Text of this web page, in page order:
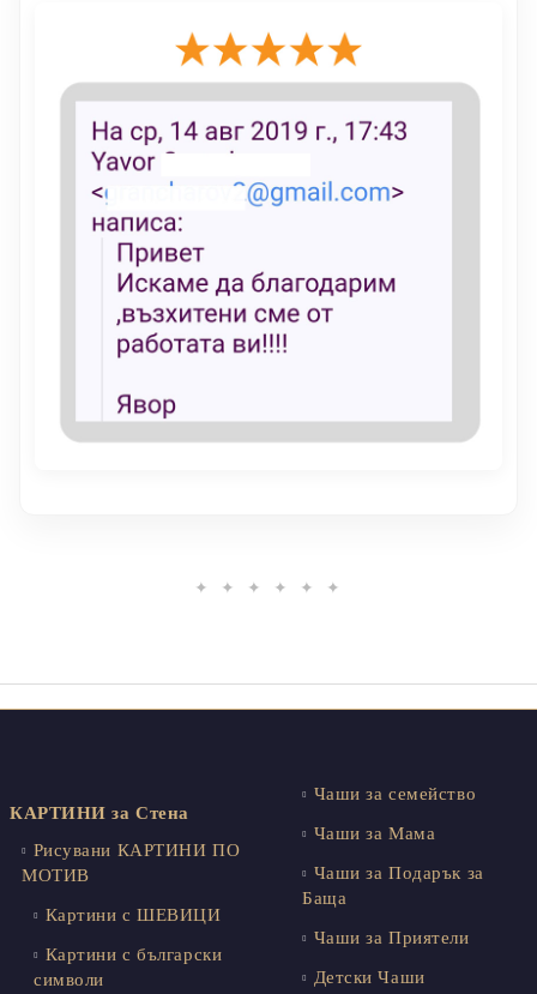
✦ ✦ ✦ ✦ ✦ ✦
КАРТИНИ за Стена
Рисувани КАРТИНИ ПО
МОТИВ
Картини с ШЕВИЦИ
Картини с български
символи
Чаши за семейство
Чаши за Мама
Чаши за Подарък за
Баща
Чаши за Приятели
Детски Чаши